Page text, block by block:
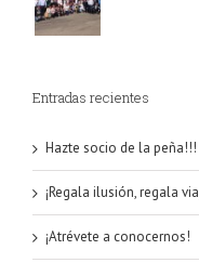
Entradas recientes
Hazte socio de la peña!!!
¡Regala ilusión, regala
¡Atrévete a conocernos!